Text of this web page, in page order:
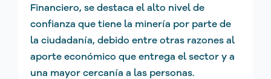
Financiero, se destaca el alto nivel de
confianza que tiene la minería por parte de
la ciudadanía, debido entre otras razones al
aporte económico que entrega el sector y a
una mayor cercanía a las personas.